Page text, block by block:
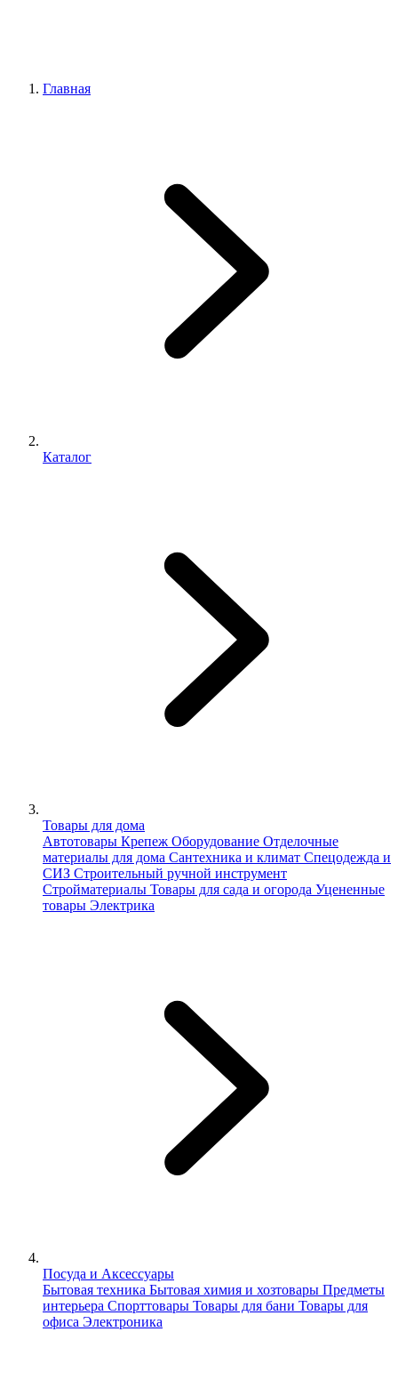
Главная
Каталог
Товары для дома
Автотовары Крепеж Оборудование Отделочные
материалы для дома Сантехника и климат Спецодежда и
СИЗ Строительный ручной инструмент
Стройматериалы Товары для сада и огорода Уцененные
товары Электрика
Посуда и Аксессуары
Бытовая техника Бытовая химия и хозтовары Предметы
интерьера Спорттовары Товары для бани Товары для
офиса Электроника